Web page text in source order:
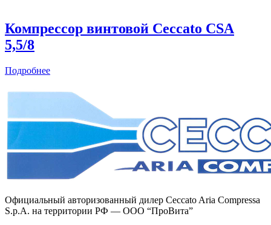
Компрессор винтовой Ceccato CSА
5,5/8
Подробнее
Официальный авторизованный дилер Ceccato Aria Compressa
S.p.A. на территории РФ — ООО “ПроВита”